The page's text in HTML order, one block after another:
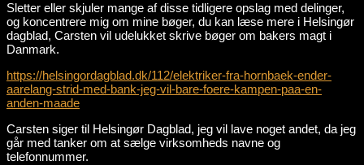
Sletter eller skjuler mange af disse tidligere opslag med delinger,
og koncentrere mig om mine bøger, du kan læse mere i Helsingør
dagblad, Carsten vil udelukket skrive bøger om bakers magt i
Danmark.
https://helsingordagblad.dk/112/elektriker-fra-hornbaek-ender-
aarelang-strid-med-bank-jeg-vil-bare-foere-kampen-paa-en-
anden-maade
Carsten siger til Helsingør Dagblad, jeg vil lave noget andet, da jeg
går med tanker om at sælge virksomheds navne og
telefonnummer.